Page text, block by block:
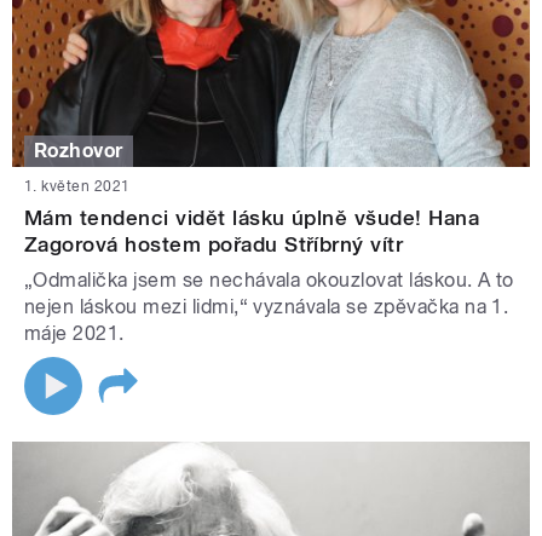
Rozhovor
1. květen 2021
Mám tendenci vidět lásku úplně všude! Hana
Zagorová hostem pořadu Stříbrný vítr
„Odmalička jsem se nechávala okouzlovat láskou. A to
nejen láskou mezi lidmi,“ vyznávala se zpěvačka na 1.
máje 2021.